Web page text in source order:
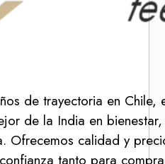
de trayectoria en Chile,
de la India en
Ofrecemos calidad y